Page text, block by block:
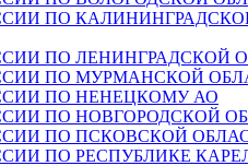
ПО
ПО ЛЕНИНГРАДСКОЙ
ПО МУРМАНСКОЙ
ПО НЕНЕЦКОМУ АО
ПО НОВГОРОДСКОЙ
ПО ПСКОВСКОЙ
ПО РЕСПУБЛИКЕ